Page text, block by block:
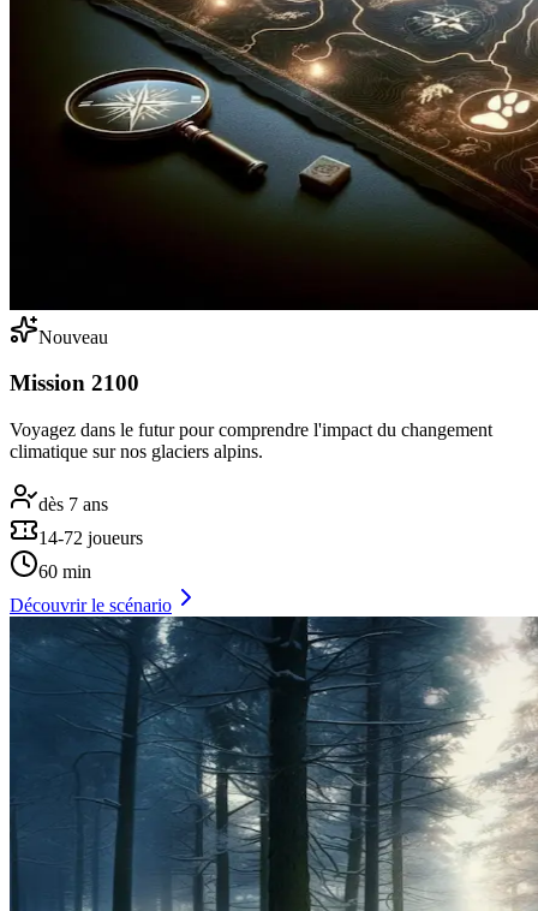
Nouveau
Mission 2100
Voyagez dans le futur pour comprendre l'impact du changement
climatique sur nos glaciers alpins.
dès 7 ans
14-72 joueurs
60 min
Découvrir le scénario